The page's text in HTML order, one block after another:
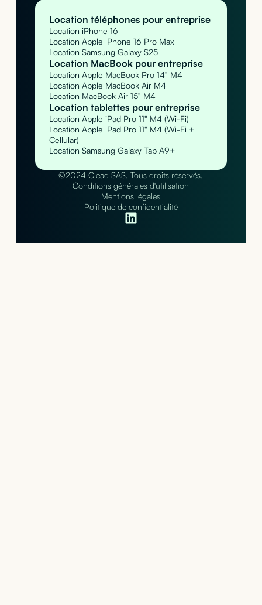
Location téléphones pour entreprise
Location iPhone 16
Location Apple iPhone 16 Pro Max
Location Samsung Galaxy S25
Location MacBook pour entreprise
Location Apple MacBook Pro 14" M4
Location Apple MacBook Air M4
Location MacBook Air 15" M4
Location tablettes pour entreprise
Location Apple iPad Pro 11" M4 (Wi-Fi)
Location Apple iPad Pro 11" M4 (Wi-Fi +
Cellular)
Location Samsung Galaxy Tab A9+
©2024 Cleaq SAS. Tous droits réservés.
Conditions générales d'utilisation
Mentions légales
Politique de confidentialité